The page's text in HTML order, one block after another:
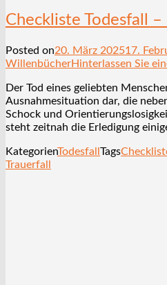
Checkliste Todesfall
Posted on20. März 202517.
WillenbücherHinterlassen Sie
Der Tod eines geliebten
Ausnahmesituation dar, die
Schock und
steht zeitnah die Erledigung
KategorienTodesfall Tags
Trauerfall